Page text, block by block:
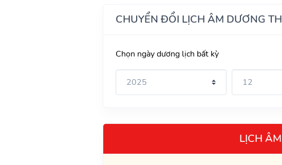
CHUYỂN ĐỔI LỊCH ÂM DƯƠNG
Chọn ngày dương lịch bất kỳ
LỊCH